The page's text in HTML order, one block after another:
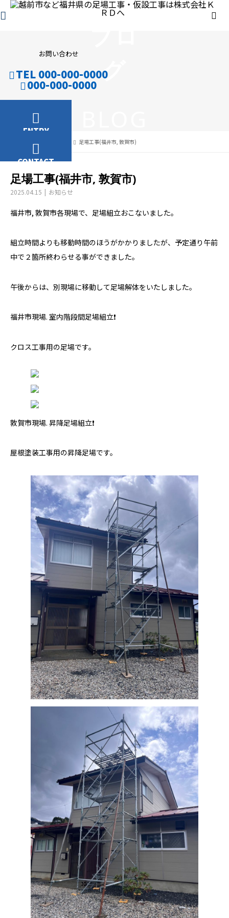
お問い合わせ
TEL 000-000-0000
000-000-0000
ENTRY
CONTACT
グ
足場工事(福井市, 敦賀市)
足場工事(福井市, 敦賀市)
2025.04.15 お知らせ
福井市, 敦賀市各現場で、足場組立おこないました。
組立時間よりも移動時間のほうがかかりましたが、予定通り午前
中で２箇所終わらせる事ができました。
午後からは、別現場に移動して足場解体をいたしました。
福井市現場. 室内階段間足場組立❗️
クロス工事用の足場です。
敦賀市現場. 昇降足場組立❗️
屋根塗装工事用の昇降足場です。